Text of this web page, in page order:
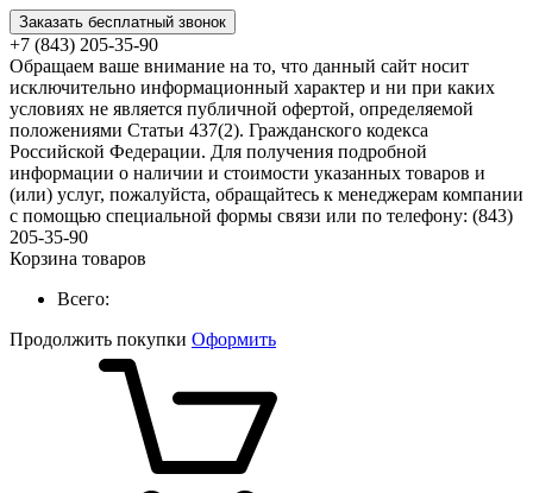
Заказать бесплатный звонок
+7 (843) 205-35-90
Обращаем ваше внимание на то, что данный сайт носит
исключительно информационный характер и ни при каких
условиях не является публичной офертой, определяемой
положениями Статьи 437(2). Гражданского кодекса
Российской Федерации. Для получения подробной
информации о наличии и стоимости указанных товаров и
(или) услуг, пожалуйста, обращайтесь к менеджерам компании
с помощью специальной формы связи или по телефону: (843)
205-35-90
Корзина товаров
Всего:
Продолжить покупки Оформить